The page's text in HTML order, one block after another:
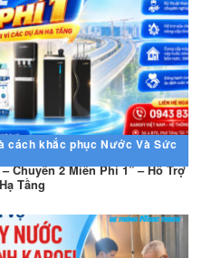
cách khắc phục Nước Và Sức
Chuyển 2 Miễn Phí 1” – Hỗ Trợ
Tầng